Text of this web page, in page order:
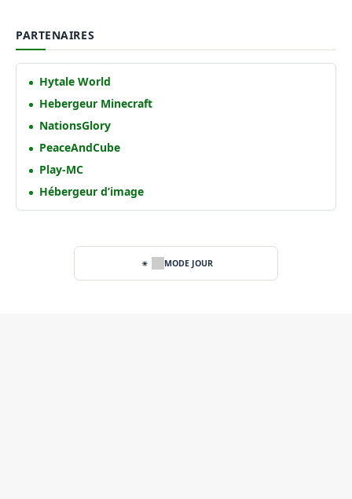
PARTENAIRES
Hytale World
Hebergeur Minecraft
NationsGlory
PeaceAndCube
Play-MC
Hébergeur d’image
MODE JOUR